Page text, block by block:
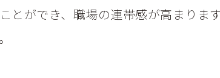
とができ、職場の連帯感が高まり